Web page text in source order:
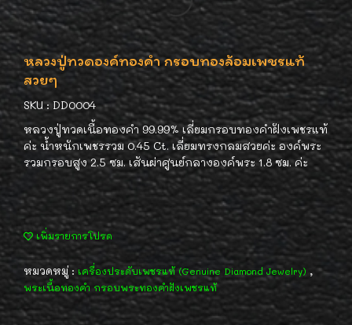
หลวงปู่ทวดองค์ทองคำ กรอบทองล้อมเพชรแท้
สวยๆ
SKU : DD0004
หลวงปู่ทวดเนื้อทองคำ 99.99% เลี่ยมกรอบทองคำฝังเพชรแท้
ค่ะ น้ำหนักเพชรรวม 0.45 Ct. เลี่ยมทรงกลมสวยค่ะ องค์พระ
รวมกรอบสูง 2.5 ซม. เส้นผ่าศูนย์กลางองค์พระ 1.8 ซม. ค่ะ
เพิ่มรายการโปรด
หมวดหมู่ : เครื่องประดับเพชรแท้ (Genuine Diamond Jewelry) ,
พระเนื้อทองคำ กรอบพระทองคำฝังเพชรแท้